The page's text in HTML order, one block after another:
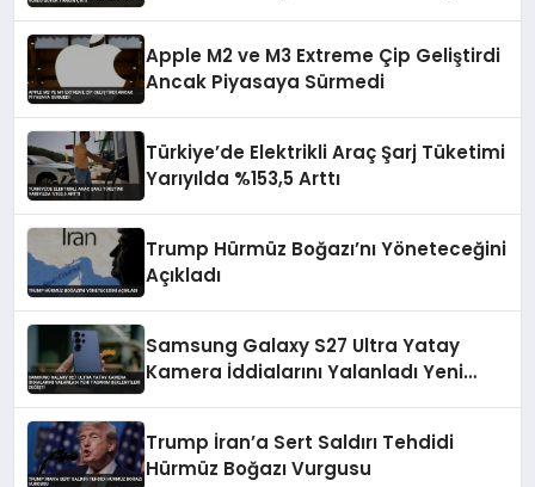
Apple M2 ve M3 Extreme Çip Geliştirdi
Ancak Piyasaya Sürmedi
Türkiye’de Elektrikli Araç Şarj Tüketimi
Yarıyılda %153,5 Arttı
Trump Hürmüz Boğazı’nı Yöneteceğini
Açıkladı
Samsung Galaxy S27 Ultra Yatay
Kamera İddialarını Yalanladı Yeni
Trump İran’a Sert Saldırı Tehdidi
Hürmüz Boğazı Vurgusu